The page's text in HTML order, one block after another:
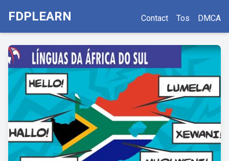
FDPLEARN Contact Tos DMCA